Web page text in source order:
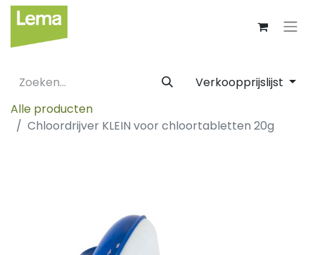
Verkoopprijslijst
Alle producten
Chloordrijver KLEIN voor chloortabletten 20g